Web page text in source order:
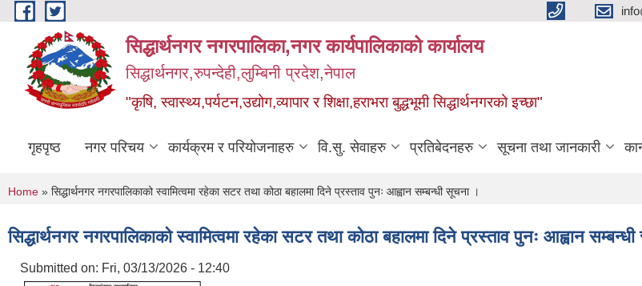
Skip to main content
सिद्धार्थनगर नगरपालिका,नगर कार्यपालिकाको कार्यालय
सिद्धार्थनगर,रुपन्देही,लुम्बिनी प्रदेश,नेपाल
"कृषि, स्वास्थ्य,पर्यटन,उद्योग,व्यापार र शिक्षा,हराभरा बुद्धभूमी सिद्धार्थनगरको इच्छा"
गृहपृष्ठ नगर परिचय कार्यक्रम र परियोजनाहरु वि.सु. सेवाहरु प्रतिबेदनहरु सूचना तथा जानकारी
You are here
Home » सिद्धार्थनगर नगरपालिकाको स्वामित्वमा रहेका सटर तथा कोठा बहालमा दिने प्रस्ताव पुनः आह्वान सम्बन्धी सूचना ।
सिद्धार्थनगर नगरपालिकाको स्वामित्वमा रहेका सटर तथा कोठा बहालमा दिने प्रस्ताव पुनः आह्वान
Submitted on: Fri, 03/13/2026 - 12:40